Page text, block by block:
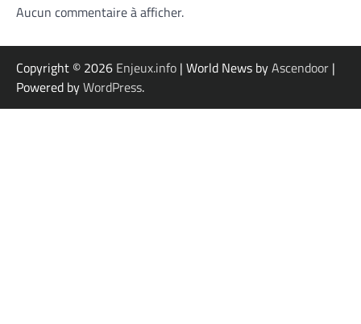
Aucun commentaire à afficher.
Copyright © 2026 Enjeux.info | World News byAscendoor |
Powered byWordPress.